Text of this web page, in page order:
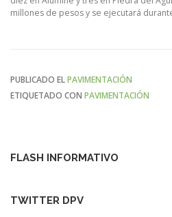
millones de pesos y se ejecutará
PUBLICADO ELPAVIMENTACIÓN
ETIQUETADO CON PAVIMENTACIÓN
FLASH INFORMATIVO
TWITTER DPV